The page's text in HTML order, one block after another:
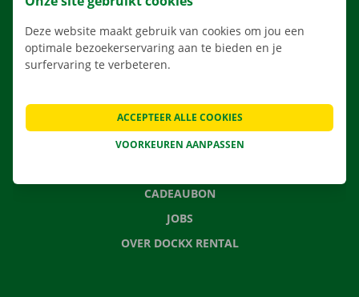
VERHUISOPLOSSINGEN
CONTACTEER ONS
VEELGESTELDE VRAGEN
CADEAUBON
JOBS
OVER DOCKX RENTAL
Deze website maakt gebruik van cookies om jou een
optimale bezoekerservaring aan te bieden en je
surfervaring te verbeteren.
VOORKEUREN AANPASSEN
ACCEPTEER ALLE COOKIES